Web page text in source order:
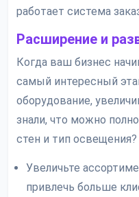
работает система
Расширение и
Когда ваш бизнес
самый интересный
оборудование,
знали, что можно
стен и тип освещения?
Увеличьте
привлечь больше